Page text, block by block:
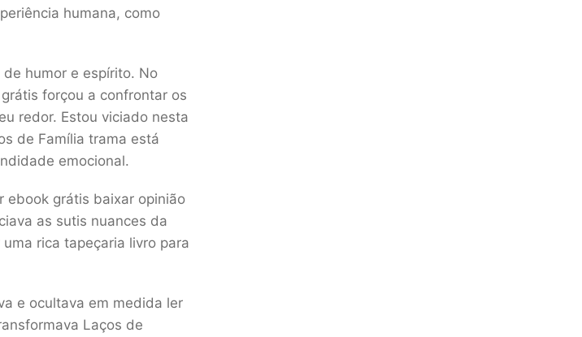
humana, como
humor e espírito. No
forçou a confrontar os
redor. Estou viciado nesta
de Família trama está
emocional.
ebook grátis baixar opinião
as sutis nuances da
rica tapeçaria livro para
e ocultava em medida ler
Laços de